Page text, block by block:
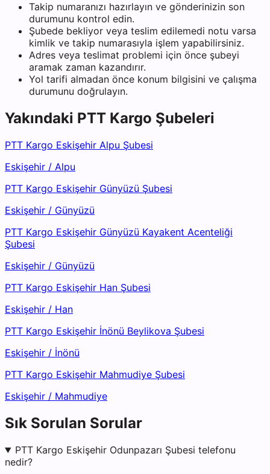
Takip numaranızı hazırlayın ve gönderinizin son
durumunu kontrol edin.
Şubede bekliyor veya teslim edilemedi notu varsa
kimlik ve takip numarasıyla işlem yapabilirsiniz.
Adres veya teslimat problemi için önce şubeyi
aramak zaman kazandırır.
Yol tarifi almadan önce konum bilgisini ve çalışma
durumunu doğrulayın.
Yakındaki PTT Kargo Şubeleri
PTT Kargo Eskişehir Alpu Şubesi
Eskişehir / Alpu
PTT Kargo Eskişehir Günyüzü Şubesi
Eskişehir / Günyüzü
PTT Kargo Eskişehir Günyüzü Kayakent Acenteliği
Şubesi
Eskişehir / Günyüzü
PTT Kargo Eskişehir Han Şubesi
Eskişehir / Han
PTT Kargo Eskişehir İnönü Beylikova Şubesi
Eskişehir / İnönü
PTT Kargo Eskişehir Mahmudiye Şubesi
Eskişehir / Mahmudiye
Sık Sorulan Sorular
PTT Kargo Eskişehir Odunpazarı Şubesi telefonu
nedir?